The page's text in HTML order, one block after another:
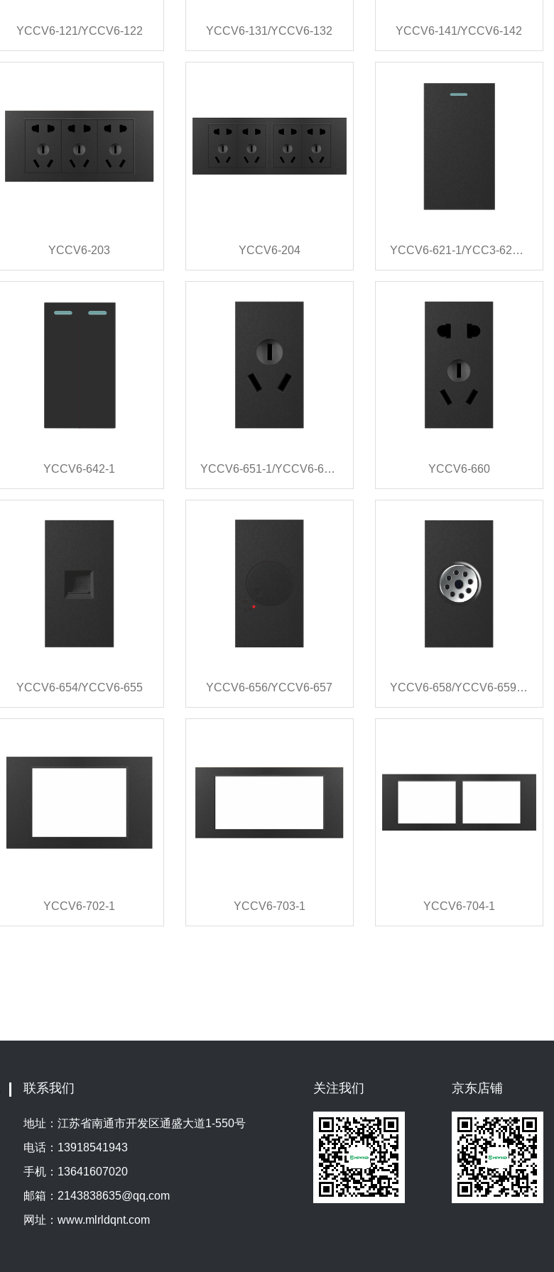
YCCV6-121/YCCV6-122 YCCV6-131/YCCV6-132 YCCV6-141/YCCV6-142
YCCV6-203 YCCV6-204 YCCV6-621-1/YCC3-622-1/YCC3-623-1
YCCV6-642-1 YCCV6-651-1/YCCV6-652-1 YCCV6-660
YCCV6-654/YCCV6-655 YCCV6-656/YCCV6-657 YCCV6-658/YCCV6-659/YCCV6-661
YCCV6-702-1 YCCV6-703-1 YCCV6-704-1
联系我们
地址：江苏省南通市开发区通盛大道1-550号
电话： 13918541943
手机： 13641607020
邮箱： 2143838635@qq.com
网址： www.mlrldqnt.com
京东店铺
关注我们